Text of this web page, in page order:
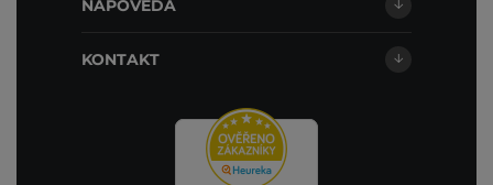
NÁPOVĚDA
KONTAKT